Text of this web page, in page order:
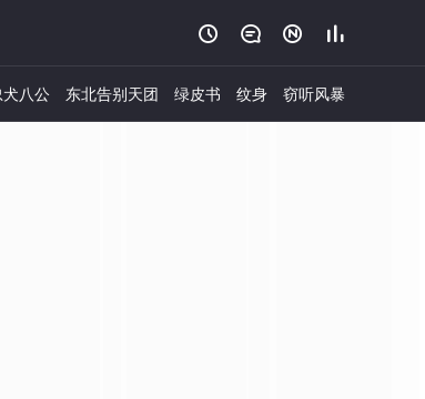
   
犬八公 东北告别天团 绿皮书 纹身 窃听风暴